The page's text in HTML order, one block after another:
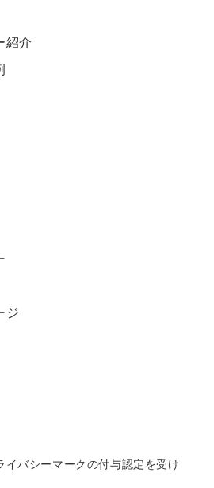
紹介
ジ
イバシーマークの付与認定を受け